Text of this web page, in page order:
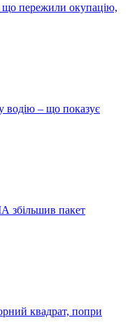
що пережили окупацію,
водію – що показує
збільшив пакет
квадрат, попри